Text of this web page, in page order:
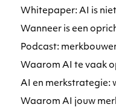
Whitepaper: AI is
Wanneer is een
Podcast:
Waarom AI te vaak
AI en merkstrategie:
Waarom AI jouw